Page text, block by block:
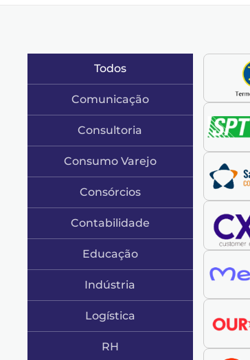
Todos
Comunicação
Consultoria
Consumo Varejo
Consórcios
Contabilidade
Educação
Indústria
Logística
RH